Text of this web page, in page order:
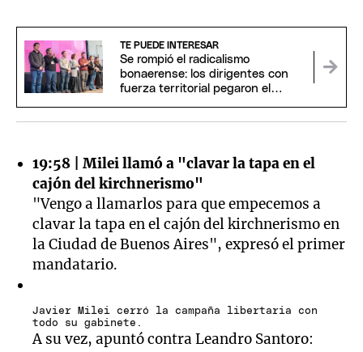
of
seconds
TE PUEDE INTERESAR
Se rompió el radicalismo
bonaerense: los dirigentes con
fuerza territorial pegaron el
19:58 | Milei llamó a "clavar la tapa en el
cajón del kirchnerismo"
"Vengo a llamarlos para que empecemos a
clavar la tapa en el cajón del kirchnerismo en
la Ciudad de Buenos Aires", expresó el primer
mandatario.
Javier Milei cerró la campaña libertaria con
todo su gabinete.
A su vez, apuntó contra Leandro Santoro: